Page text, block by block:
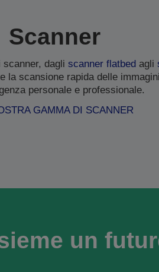
Scanner
dagli scanner flatbedagli
la scansione rapida delle
personale e professionale.
GAMMA DI SCANNER
un